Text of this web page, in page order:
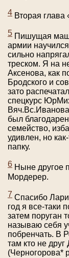
4 Вторая глава
5 Пишущая
армии
сильно
треском. Я на
Аксенова, как
Бродского и
зато
спецкурс
был
семейство,
удивлен, но
папку.
6 Ныне другое
Мордерер.
7 Спасибо
год я все-таки
затем поруган
называю себя
побренчать. В
там кто не
(Черногорова*